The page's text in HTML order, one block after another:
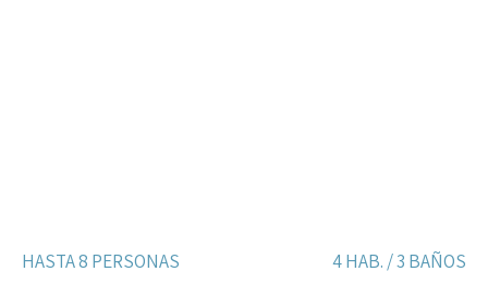
HASTA 8 PERSONAS 4 HAB. / 3 BAÑOS